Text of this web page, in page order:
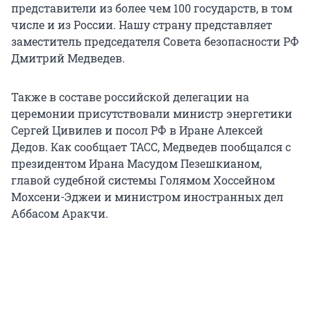
представители из более чем 100 государств, в том
числе и из России. Нашу страну представляет
заместитель председателя Совета безопасности РФ
Дмитрий Медведев.
Также в составе российской делегации на
церемонии присутствовали министр энергетики
Сергей Цивилев и посол РФ в Иране Алексей
Дедов. Как сообщает ТАСС, Медведев пообщался с
президентом Ирана Масудом Пезешкианом,
главой судебной системы Голямом Хоссейном
Мохсени-Эджеи и министром иностранных дел
Аббасом Аракчи.